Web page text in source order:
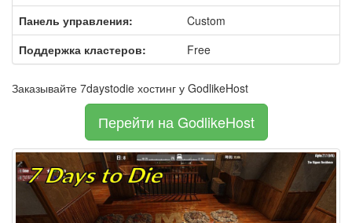
Панель управления:
Custom
Поддержка кластеров:
Free
Заказывайте 7daystodie хостинг у GodlikeHost
Перейти на GodlikeHost